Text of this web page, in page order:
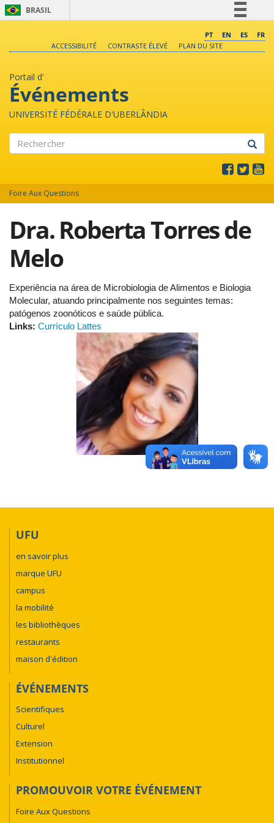
BRASIL
Comunica BR
PT EN ES
FR
ACCESSIBILITÉ
CONTRASTE ÉLEVÉ PLAN DU SITE
Portail d'
Événements
UNIVERSITÉ FÉDÉRALE D'UBERLÂNDIA
Foire Aux Questions
Dra. Roberta Torres de
Melo
Experiência na área de Microbiologia de Alimentos e Biologia
Molecular, atuando principalmente nos seguintes temas:
patógenos zoonóticos e saúde pública.
Links: Currículo Lattes
UFU
en savoir plus
marque UFU
campus
la mobilité
les bibliothèques
restaurants
maison d'édition
ÉVÉNEMENTS
Scientifiques
Culturel
Extension
Institutionnel
PROMOUVOIR VOTRE ÉVÉNEMENT
Foire Aux Questions